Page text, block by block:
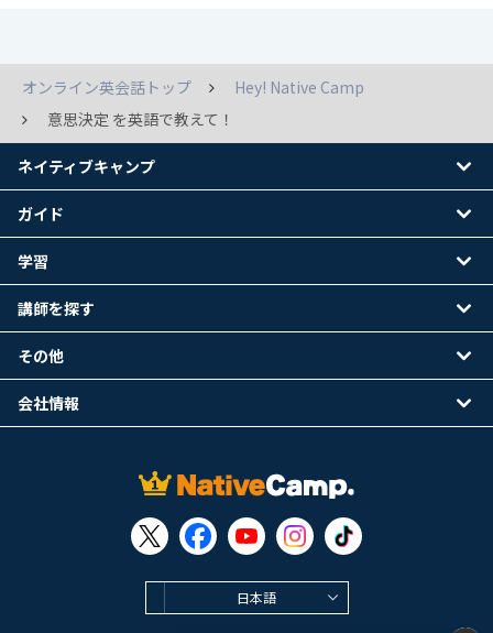
オンライン英会話トップ
Hey! Native Camp
意思決定 を英語で教えて！
日本語
ネイティブキャンプ
ガイド
学習
講師を探す
その他
会社情報